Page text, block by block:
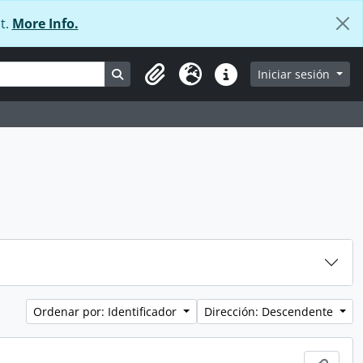
More Info.
Search in browse page
Portapapeles
Idioma Enlaces rápidos
Iniciar sesión
Ordenar por: Identificador Dirección: Descendente